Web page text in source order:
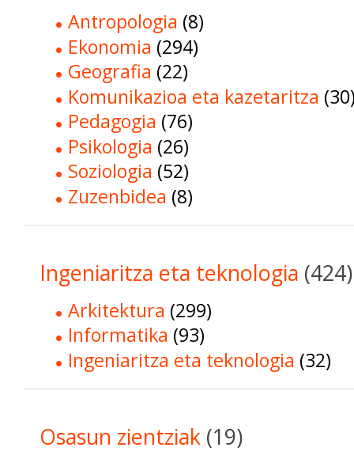
Antropologia (8)
Ekonomia (294)
Geografia (22)
Komunikazioa eta kazetaritza
Pedagogia (76)
Psikologia (26)
Soziologia (52)
Zuzenbidea (8)
Ingeniaritza eta teknologia (424)
Arkitektura (299)
Informatika (93)
Ingeniaritza eta teknologia (32)
Osasun zientziak (19)